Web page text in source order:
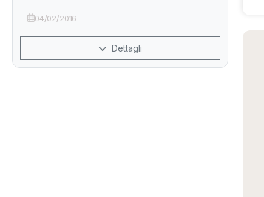
04/02/2016
Dettagli